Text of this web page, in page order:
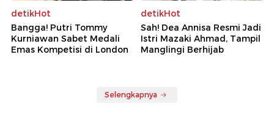
detikHot
Bangga! Putri Tommy
Kurniawan Sabet Medali
Emas Kompetisi di London
detikHot
Sah! Dea Annisa Resmi Jadi
Istri Mazaki Ahmad, Tampil
Manglingi Berhijab
Selengkapnya